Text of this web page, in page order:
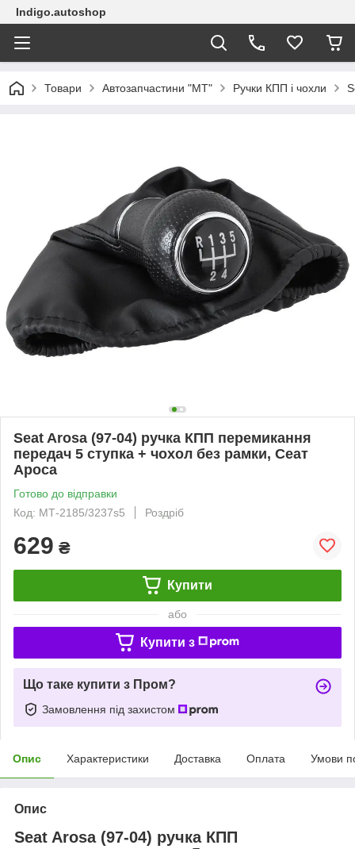
Indigo.autoshop
Товари Автозапчастини "МТ" Ручки КПП і чохли
Seat Arosa (97-04) ручка КПП перемикання
передач 5 ступка + чохол без рамки, Сеат
Ароса
Готово до відправки
Код: МТ-2185/3237s5
Роздріб
629 ₴
Купити
або
Купити з
Що таке купити з Пром?
Замовлення під захистом
Опис Характеристики Доставка Оплата Умови
Опис
Seat Arosa (97-04) ручка КПП